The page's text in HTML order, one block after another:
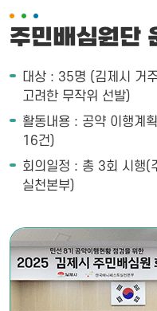
주민배심원단
대상 : 35명 (김제시 거
고려한 무작위 선발)
활동내용 : 공약 이행계
16건)
회의일정 : 총 3회 시행(
실천본부)